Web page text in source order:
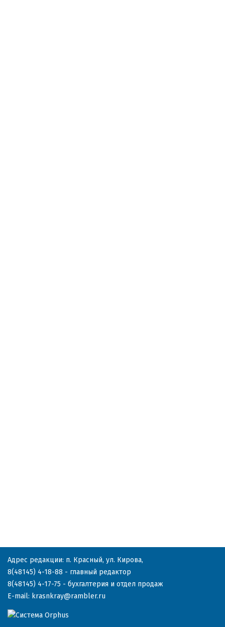
Адрес редакции: п. Красный, ул. Кирова,
8(48145) 4-18-88 - главный редактор
8(48145) 4-17-75 - бухгалтерия и отдел продаж
E-mail: krasnkray@rambler.ru